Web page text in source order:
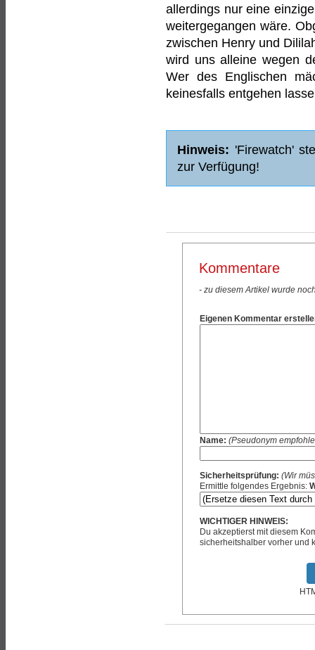
allerdings nur eine
weitergegangen wäre.
zwischen Henry und
wird uns alleine wegen
Wer des Englischen
keinesfalls entgehen
Hinweis: 'Firewatch'
zur Verfügung!
Kommentare
- zu diesem Artikel wurde
Eigenen Kommentar
Name: (Pseudonym
Sicherheitsprüfung: (Wir
Ermittle folgendes Ergebnis:
WICHTIGER HINWEIS:
Du akzeptierst mit diesem
sicherheitshalber vorher und